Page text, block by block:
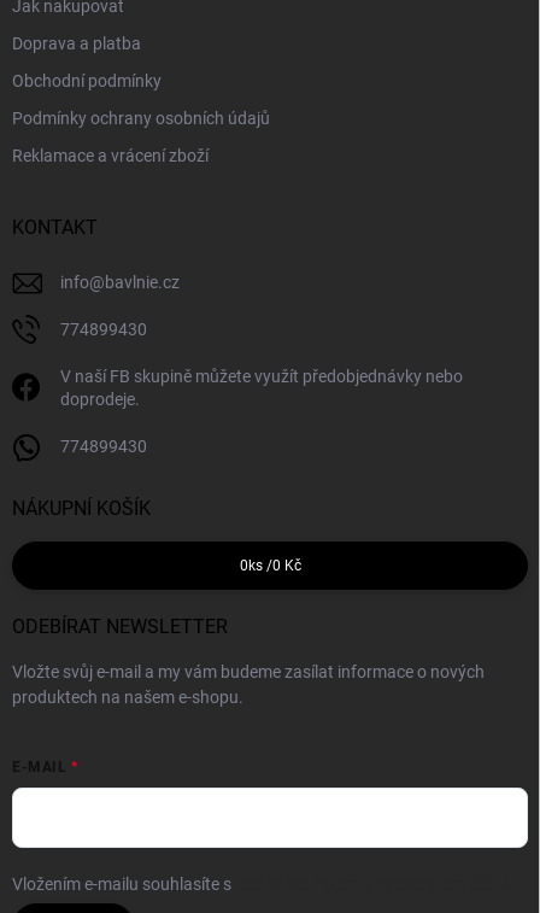
Jak nakupovat
Doprava a platba
Obchodní podmínky
Podmínky ochrany osobních údajů
Reklamace a vrácení zboží
KONTAKT
info@bavlnie.cz
774899430
V naší FB skupině můžete využít předobjednávky nebo
doprodeje.
774899430
NÁKUPNÍ KOŠÍK
0 ks /0 Kč
ODEBÍRAT NEWSLETTER
Vložte svůj e-mail a my vám budeme zasílat informace o nových
produktech na našem e-shopu.
E-MAIL
Vložením e-mailu souhlasíte s